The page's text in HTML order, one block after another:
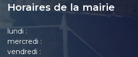
Horaires de la mairie
lundi :
mercredi :
vendredi :